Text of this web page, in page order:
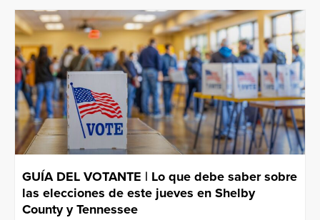
GUÍA DEL VOTANTE | Lo que debe saber sobre
las elecciones de este jueves en Shelby
County y Tennessee